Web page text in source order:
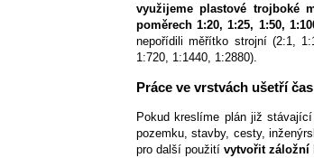
využijeme plastové trojboké
poměrech 1:20, 1:25, 1:50,
nepořídili měřítko strojní (2:1,
1:720, 1:1440, 1:2880).
Práce ve vrstvách ušetří čas
Pokud kreslíme plán již
pozemku, stavby, cesty,
pro další použitívytvořit záložní